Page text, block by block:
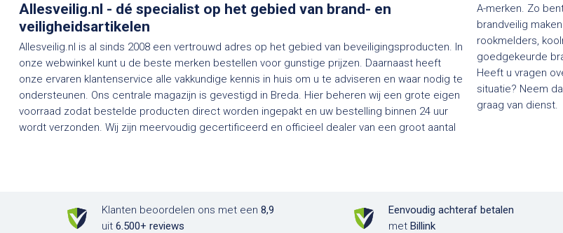
Allesveilig.nl - dé specialist op het gebied van brand- en
veiligheidsartikelen
Allesveilig.nl is al sinds 2008 een vertrouwd adres op het gebied van beveiligingsproducten. In
onze webwinkel kunt u de beste merken bestellen voor gunstige prijzen. Daarnaast heeft
onze ervaren klantenservice alle vakkundige kennis in huis om u te adviseren en waar nodig te
ondersteunen. Ons centrale magazijn is gevestigd in Breda. Hier beheren wij een grote eigen
voorraad zodat bestelde producten direct worden ingepakt en uw bestelling binnen 24 uur
wordt verzonden. Wij zijn meervoudig gecertificeerd en officieel dealer van een groot aantal
A-merken. Zo
brandveilig
rookmelders,
goedgekeurde
Heeft u vragen
situatie? Neem
graag van dienst.
Klanten beoordelen ons met een8,9
uit6.500+ reviews
Eenvoudig achteraf betalen
met Billink